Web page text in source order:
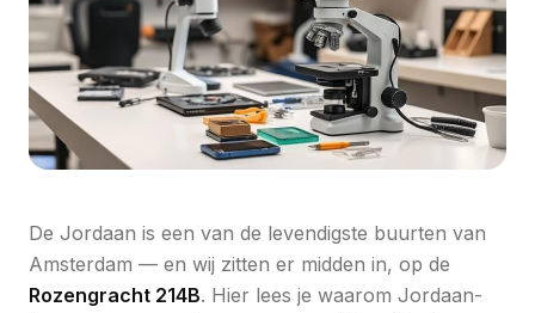
De Jordaan is een van de levendigste buurten van
Amsterdam — en wij zitten er midden in, op de
Rozengracht 214B. Hier lees je waarom Jordaan-